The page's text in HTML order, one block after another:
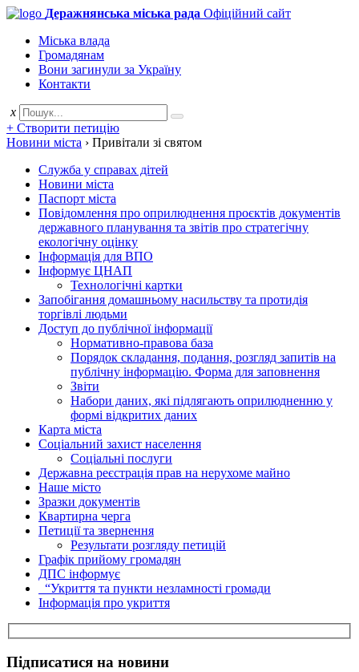
Деражнянська міська рада Офіційний сайт
Міська влада
Громадянам
Вони загинули за Україну
Контакти
x
+ Створити петицію
Новини міста › Привітали зі святом
Служба у справах дітей
Новини міста
Паспорт міста
Повідомлення про оприлюднення проєктів документів
державного планування та звітів про стратегічну
екологічну оцінку
Інформація для ВПО
Інформує ЦНАП
Технологічні картки
Запобігання домашньому насильству та протидія
торгівлі людьми
Доступ до публічної інформації
Нормативно-правова база
Порядок складання, подання, розгляд запитів на
публічну інформацію. Форма для заповнення
Звіти
Набори даних, які підлягають оприлюдненню у
формі відкритих даних
Карта міста
Соціальний захист населення
Соціальні послуги
Державна реєстрація прав на нерухоме майно
Наше місто
Зразки документів
Квартирна черга
Петиції та звернення
Результати розгляду петицій
Графік прийому громадян
ДПС інформує
“Укриття та пункти незламності громади
Інформація про укриття
Підписатися на новини